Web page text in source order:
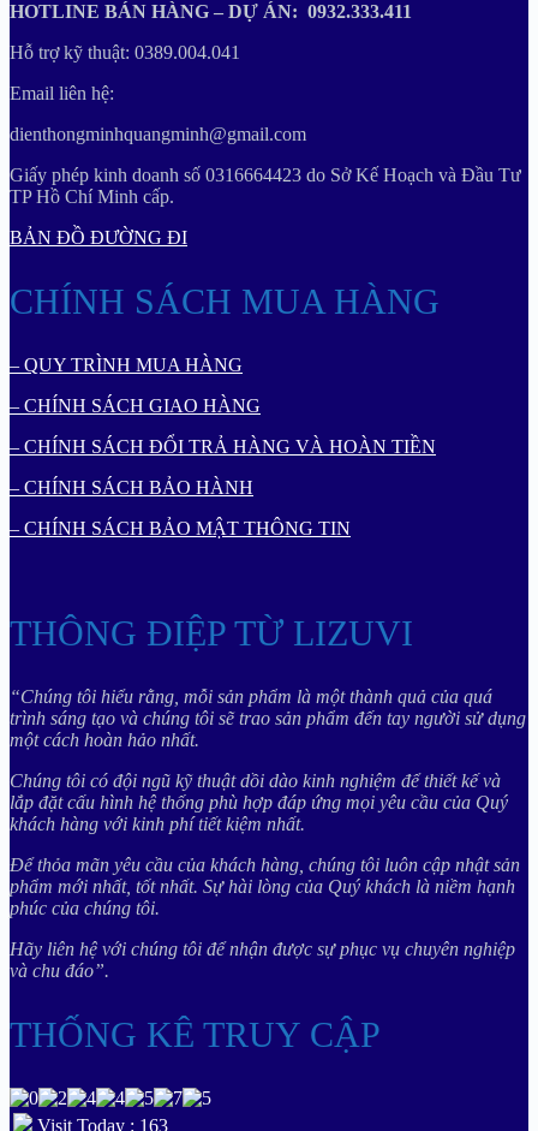
HOTLINE BÁN HÀNG – DỰ ÁN: 0932.333.411
Hỗ trợ kỹ thuật: 0389.004.041
Email liên hệ:
dienthongminhquangminh@gmail.com
Giấy phép kinh doanh số 0316664423 do Sở Kế Hoạch và Đầu Tư
TP Hồ Chí Minh cấp.
BẢN ĐỒ ĐƯỜNG ĐI
CHÍNH SÁCH MUA HÀNG
– QUY TRÌNH MUA HÀNG
– CHÍNH SÁCH GIAO HÀNG
– CHÍNH SÁCH ĐỔI TRẢ HÀNG VÀ HOÀN TIỀN
– CHÍNH SÁCH BẢO HÀNH
– CHÍNH SÁCH BẢO MẬT THÔNG TIN
THÔNG ĐIỆP TỪ LIZUVI
“Chúng tôi hiểu rằng, mỗi sản phẩm là một thành quả của quá
trình sáng tạo và chúng tôi sẽ trao sản phẩm đến tay người sử dụng
một cách hoàn hảo nhất.
Chúng tôi có đội ngũ kỹ thuật dồi dào kinh nghiệm để thiết kế và
lắp đặt cấu hình hệ thống phù hợp đáp ứng mọi yêu cầu của Quý
khách hàng với kinh phí tiết kiệm nhất.
Để thỏa mãn yêu cầu của khách hàng, chúng tôi luôn cập nhật sản
phẩm mới nhất, tốt nhất. Sự hài lòng của Quý khách là niềm hạnh
phúc của chúng tôi.
Hãy liên hệ với chúng tôi để nhận được sự phục vụ chuyên nghiệp
và chu đáo”.
THỐNG KÊ TRUY CẬP
Visit Today : 163